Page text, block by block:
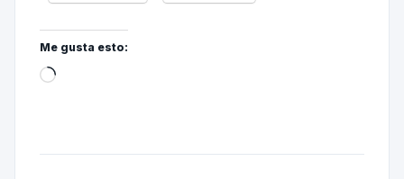
Me gusta esto: